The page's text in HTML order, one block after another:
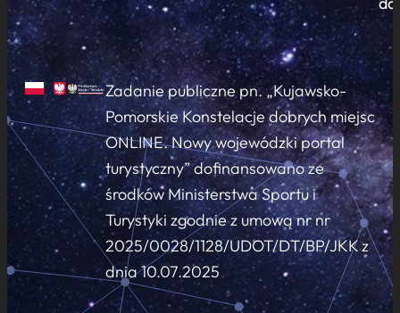
Zadanie publiczne pn. „Kujawsko-
Pomorskie Konstelacje dobrych miejsc
ONLINE. Nowy wojewódzki portal
turystyczny” dofinansowano ze
środków Ministerstwa Sportu i
Turystyki zgodnie z umową nr nr
2025/0028/1128/UDOT/DT/BP/JKK z
dnia 10.07.2025